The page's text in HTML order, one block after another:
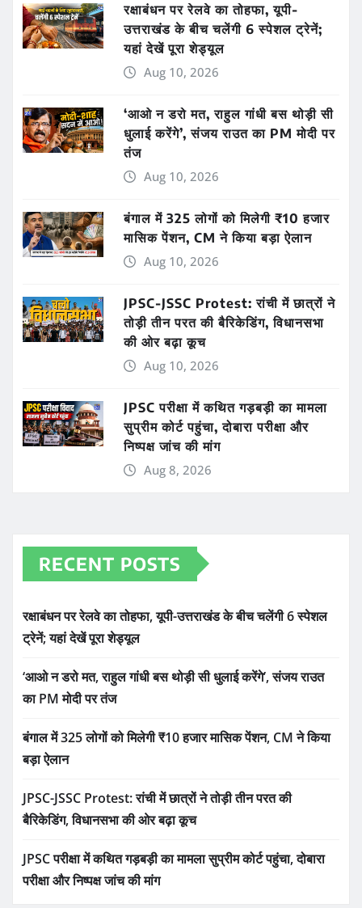
रक्षाबंधन पर रेलवे का तोहफा, यूपी-
उत्तराखंड के बीच चलेंगी 6 स्पेशल ट्रेनें;
यहां देखें पूरा शेड्यूल
Aug 10, 2026
‘आओ न डरो मत, राहुल गांधी बस थोड़ी सी
धुलाई करेंगे’, संजय राउत का PM मोदी पर
तंज
Aug 10, 2026
बंगाल में 325 लोगों को मिलेगी ₹10 हजार
मासिक पेंशन, CM ने किया बड़ा ऐलान
Aug 10, 2026
JPSC-JSSC Protest: रांची में छात्रों ने
तोड़ी तीन परत की बैरिकेडिंग, विधानसभा
की ओर बढ़ा कूच
Aug 10, 2026
JPSC परीक्षा में कथित गड़बड़ी का मामला
सुप्रीम कोर्ट पहुंचा, दोबारा परीक्षा और
निष्पक्ष जांच की मांग
Aug 8, 2026
RECENT POSTS
रक्षाबंधन पर रेलवे का तोहफा, यूपी-उत्तराखंड के बीच चलेंगी 6 स्पेशल
ट्रेनें; यहां देखें पूरा शेड्यूल
‘आओ न डरो मत, राहुल गांधी बस थोड़ी सी धुलाई करेंगे’, संजय राउत
का PM मोदी पर तंज
बंगाल में 325 लोगों को मिलेगी ₹10 हजार मासिक पेंशन, CM ने किया
बड़ा ऐलान
JPSC-JSSC Protest: रांची में छात्रों ने तोड़ी तीन परत की
बैरिकेडिंग, विधानसभा की ओर बढ़ा कूच
JPSC परीक्षा में कथित गड़बड़ी का मामला सुप्रीम कोर्ट पहुंचा, दोबारा
परीक्षा और निष्पक्ष जांच की मांग